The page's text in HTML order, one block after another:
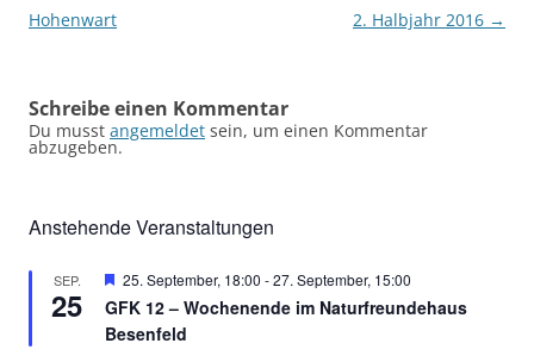
Hohenwart
2. Halbjahr 2016 →
Schreibe einen Kommentar
Du musst angemeldet sein, um einen Kommentar
abzugeben.
Anstehende Veranstaltungen
SEP.
25
Hervorgehoben
25. September, 18:00 -27. September, 15:00
GFK 12 – Wochenende im Naturfreundehaus
Besenfeld